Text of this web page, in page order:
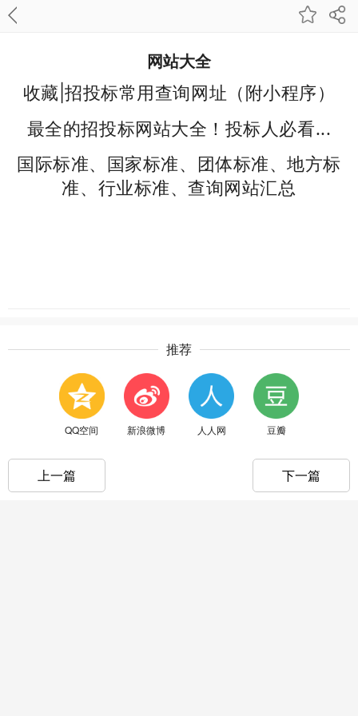
网站大全
收藏|招投标常用查询网址（附小程序）
最全的招投标网站大全！投标人必看...
国际标准、国家标准、团体标准、地方标
准、行业标准、查询网站汇总
推荐
QQ空间 新浪微博 人人网 豆瓣
上一篇 下一篇